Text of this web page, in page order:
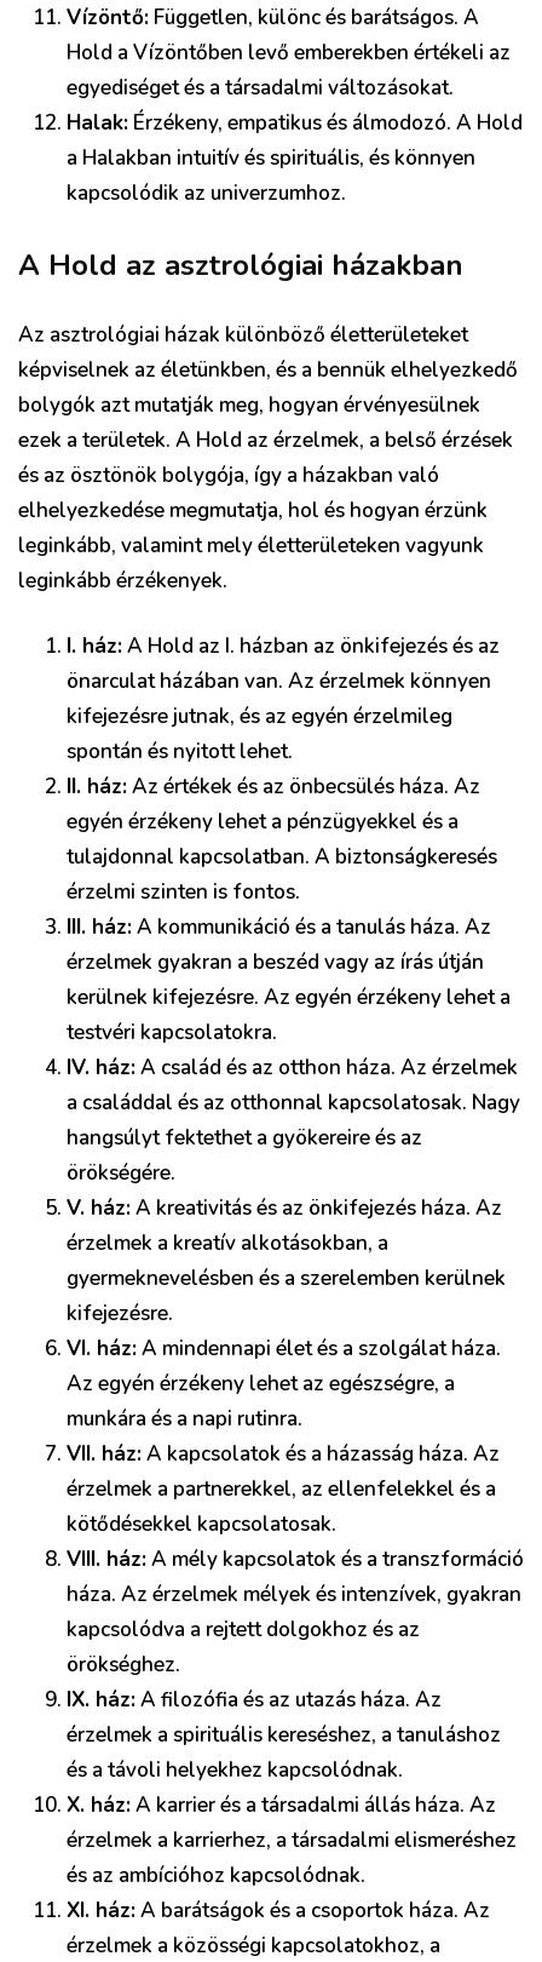
Vízöntő: Független, különc és barátságos. A
Hold a Vízöntőben levő emberekben értékeli az
egyediséget és a társadalmi változásokat.
Halak: Érzékeny, empatikus és álmodozó. A Hold
a Halakban intuitív és spirituális, és könnyen
kapcsolódik az univerzumhoz.
A Hold az asztrológiai házakban
Az asztrológiai házak különböző életterületeket
képviselnek az életünkben, és a bennük elhelyezkedő
bolygók azt mutatják meg, hogyan érvényesülnek
ezek a területek. A Hold az érzelmek, a belső érzések
és az ösztönök bolygója, így a házakban való
elhelyezkedése megmutatja, hol és hogyan érzünk
leginkább, valamint mely életterületeken vagyunk
leginkább érzékenyek.
I. ház:A Hold az I. házban az önkifejezés és az
önarculat házában van. Az érzelmek könnyen
kifejezésre jutnak, és az egyén érzelmileg
spontán és nyitott lehet.
II. ház:Az értékek és az önbecsülés háza. Az
egyén érzékeny lehet a pénzügyekkel és a
tulajdonnal kapcsolatban. A biztonságkeresés
érzelmi szinten is fontos.
III. ház:A kommunikáció és a tanulás háza. Az
érzelmek gyakran a beszéd vagy az írás útján
kerülnek kifejezésre. Az egyén érzékeny lehet a
testvéri kapcsolatokra.
IV. ház:A család és az otthon háza. Az érzelmek
a családdal és az otthonnal kapcsolatosak. Nagy
hangsúlyt fektethet a gyökereire és az
örökségére.
V. ház:A kreativitás és az önkifejezés háza. Az
érzelmek a kreatív alkotásokban, a
gyermeknevelésben és a szerelemben kerülnek
kifejezésre.
VI. ház:A mindennapi élet és a szolgálat háza.
Az egyén érzékeny lehet az egészségre, a
munkára és a napi rutinra.
VII. ház:A kapcsolatok és a házasság háza. Az
érzelmek a partnerekkel, az ellenfelekkel és a
kötődésekkel kapcsolatosak.
VIII. ház:A mély kapcsolatok és a transzformáció
háza. Az érzelmek mélyek és intenzívek, gyakran
kapcsolódva a rejtett dolgokhoz és az
örökséghez.
IX. ház:A filozófia és az utazás háza. Az
érzelmek a spirituális kereséshez, a tanuláshoz
és a távoli helyekhez kapcsolódnak.
X. ház:A karrier és a társadalmi állás háza. Az
érzelmek a karrierhez, a társadalmi elismeréshez
és az ambícióhoz kapcsolódnak.
XI. ház:A barátságok és a csoportok háza. Az
érzelmek a közösségi kapcsolatokhoz, a